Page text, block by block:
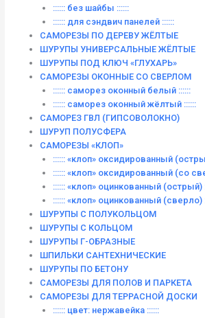
:::::: без шайбы ::::::
:::::: для сэндвич панелей ::::::
САМОРЕЗЫ ПО ДЕРЕВУ ЖЁЛТЫЕ
ШУРУПЫ УНИВЕРСАЛЬНЫЕ ЖЁЛТЫЕ
ШУРУПЫ ПОД КЛЮЧ «ГЛУХАРЬ»
САМОРЕЗЫ ОКОННЫЕ СО СВЕРЛОМ
:::::: саморез оконный белый ::::::
:::::: саморез оконный жёлтый ::::::
САМОРЕЗ ГВЛ (ГИПСОВОЛОКНО)
ШУРУП ПОЛУСФЕРА
САМОРЕЗЫ «КЛОП»
:::::: «клоп» оксидированный
:::::: «клоп» оксидированный (со
:::::: «клоп» оцинкованный (острый)
:::::: «клоп» оцинкованный (сверло)
ШУРУПЫ С ПОЛУКОЛЬЦОМ
ШУРУПЫ С КОЛЬЦОМ
ШУРУПЫ Г-ОБРАЗНЫЕ
ШПИЛЬКИ САНТЕХНИЧЕСКИЕ
ШУРУПЫ ПО БЕТОНУ
САМОРЕЗЫ ДЛЯ ПОЛОВ И ПАРКЕТА
САМОРЕЗЫ ДЛЯ ТЕРРАСНОЙ ДОСКИ
:::::: цвет: нержавейка ::::::